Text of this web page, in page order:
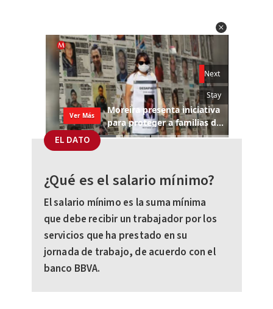
EL DATO
¿Qué es el salario mínimo?
El salario mínimo es la suma mínima
que debe recibir un trabajador por los
servicios que ha prestado en su
jornada de trabajo, de acuerdo con el
banco BBVA.